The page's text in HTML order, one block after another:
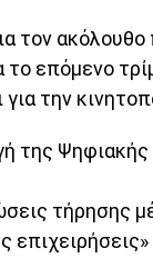
τον
επόμενο
για την
της
τήρησης